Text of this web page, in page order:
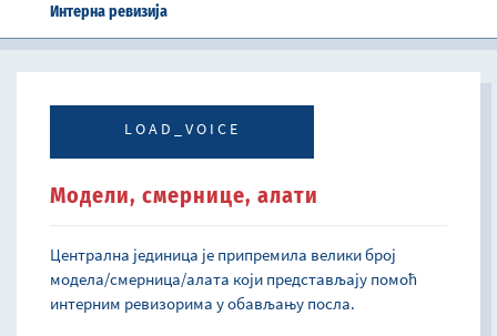
Интерна ревизија
LOAD_VOICE
Модели, смернице, алати
Централна јединица је припремила велики број
модела/смерница/алата који представљају помоћ
интерним ревизорима у обављању посла.